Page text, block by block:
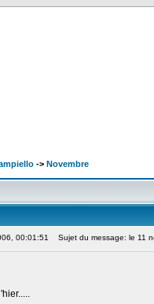
-> Novembre
00:01:51 Sujet du message: le 11